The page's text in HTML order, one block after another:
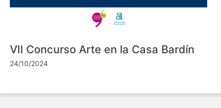
VII Concurso Arte en la Casa Bardín
24/10/2024